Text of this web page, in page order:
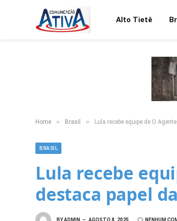
Alto Tietê
Home » Brasil » Lula recebe equipe de O
BRASIL
Lula recebe
destaca papel
BYADMIN AGOSTO 8, 2025 NENHUM